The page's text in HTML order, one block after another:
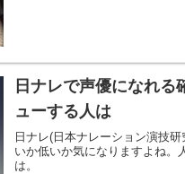
日ナレで声優になれる
ューする人は
日ナレ(日本ナレーション演技
いか低いか気になりますよね。
は。